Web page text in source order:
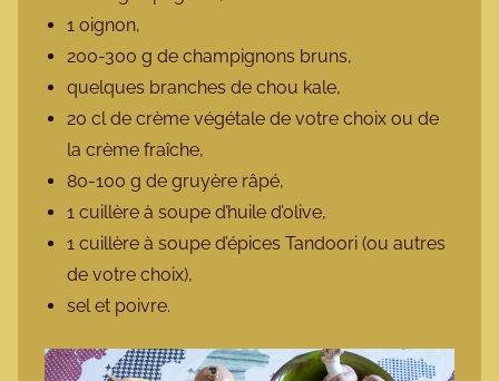
1 oignon,
200-300 g de champignons bruns,
quelques branches de chou kale,
20 cl de crème végétale de votre choix ou de
la crème fraîche,
80-100 g de gruyère râpé,
1 cuillère à soupe d’huile d’olive,
1 cuillère à soupe d’épices Tandoori (ou autres
de votre choix),
sel et poivre.